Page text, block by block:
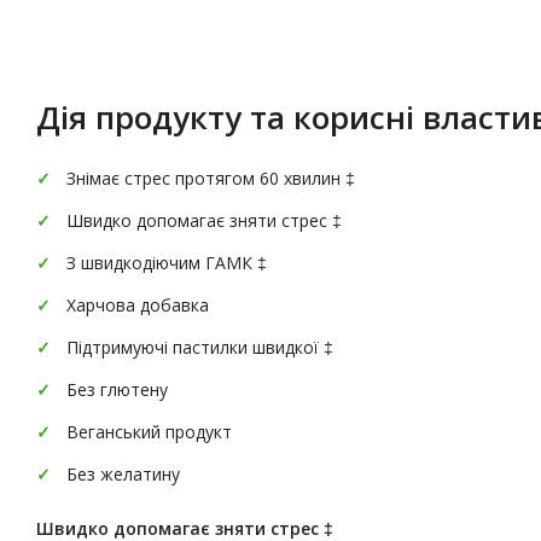
Дія продукту та корисні
Знімає стрес протягом 60 хвилин ‡
Швидко допомагає зняти стрес ‡
З швидкодіючим ГАМК ‡
Харчова добавка
Підтримуючі пастилки швидкої ‡
Без глютену
Веганський продукт
Без желатину
Швидко допомагає зняти стрес ‡